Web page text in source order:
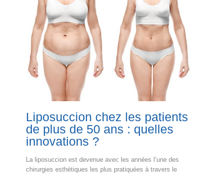
Liposuccion chez les patients
de plus de 50 ans : quelles
innovations ?
La liposuccion est devenue avec les années l’une des
chirurgies esthétiques les plus pratiquées à travers le